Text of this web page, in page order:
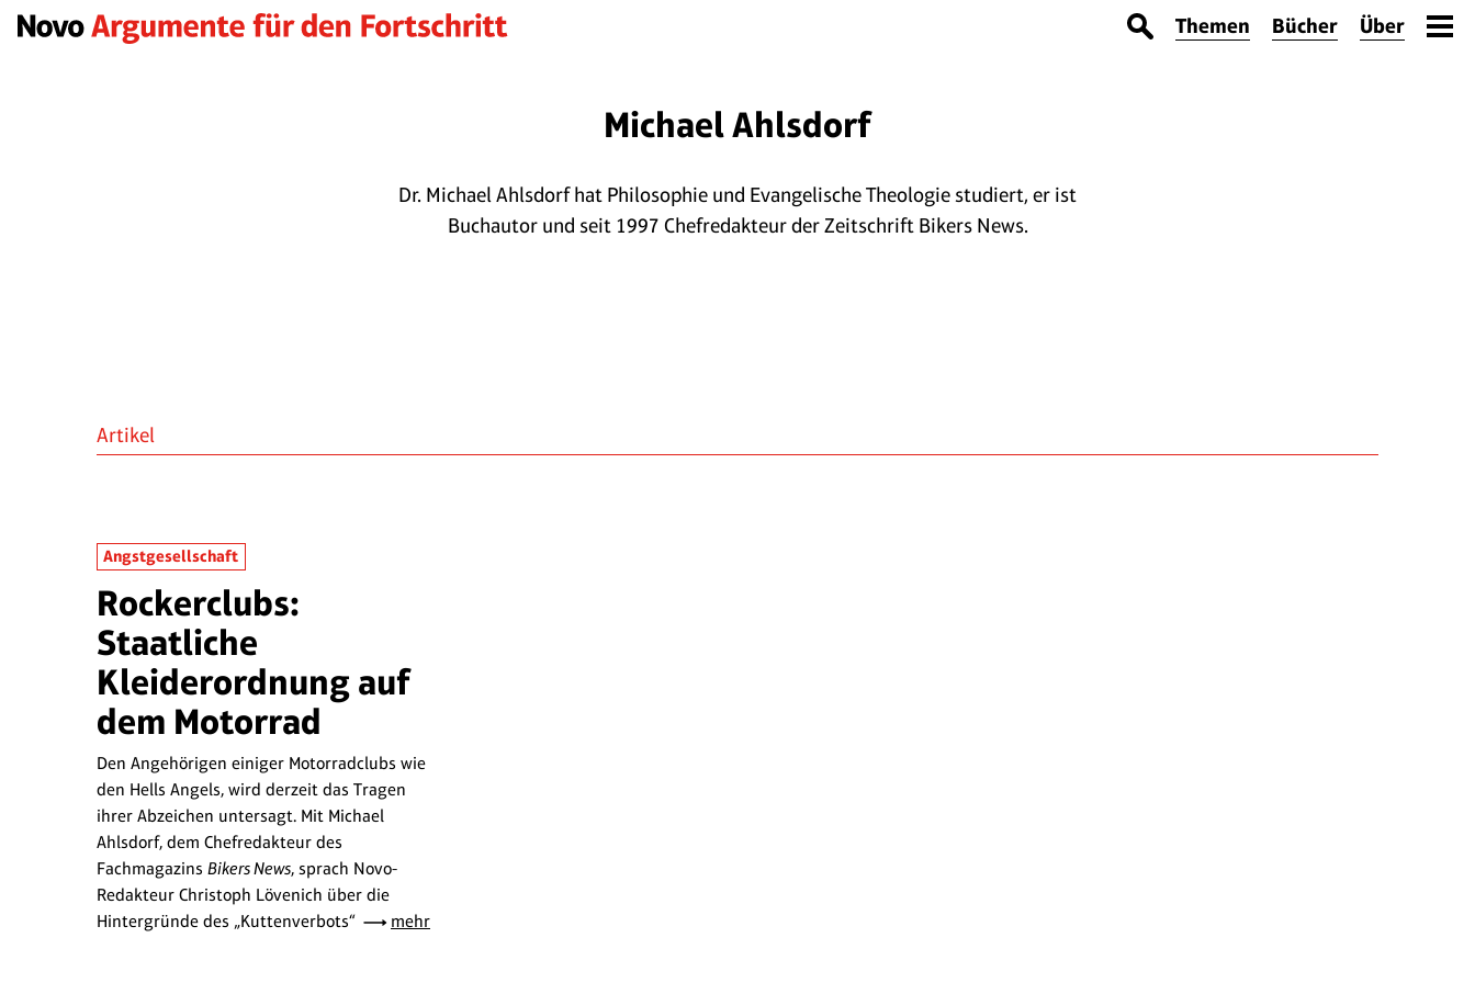
Themen Bücher Über
Michael Ahlsdorf
Dr. Michael Ahlsdorf hat Philosophie und Evangelische Theologie studiert, er ist
Buchautor und seit 1997 Chefredakteur der Zeitschrift Bikers News.
Artikel
Angstgesellschaft
Rockerclubs:
Staatliche
Kleiderordnung auf
dem Motorrad
Den Angehörigen einiger Motorradclubs wie
den Hells Angels, wird derzeit das Tragen
ihrer Abzeichen untersagt. Mit Michael
Ahlsdorf, dem Chefredakteur des
Fachmagazins Bikers News, sprach Novo-
Redakteur Christoph Lövenich über die
Hintergründe des „Kuttenverbots“
mehr